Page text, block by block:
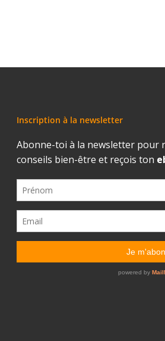
Inscription à la newsletter